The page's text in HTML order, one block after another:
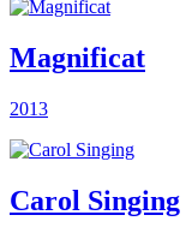
Magnificat
2013
Carol Singing